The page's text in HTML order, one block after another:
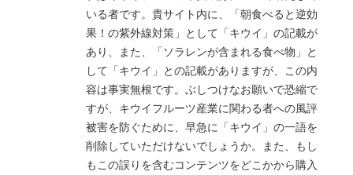
いる者です。貴サイト内に、「朝食べると逆効
果！の紫外線対策」として「キウイ」の記載が
あり、また、「ソラレンが含まれる食べ物」と
して「キウイ」との記載がありますが、この内
容は事実無根です。ぶしつけなお願いで恐縮で
すが、キウイフルーツ産業に関わる者への風評
被害を防ぐために、早急に「キウイ」の一語を
削除していただけないでしょうか。また、もし
もこの誤りを含むコンテンツをどこかから購入